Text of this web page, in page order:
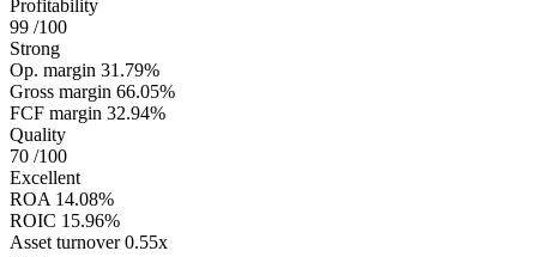
Profitability
99 /100
Strong
Op. margin 31.79%
Gross margin 66.05%
FCF margin 32.94%
Quality
70 /100
Excellent
ROA 14.08%
ROIC 15.96%
Asset turnover 0.55x